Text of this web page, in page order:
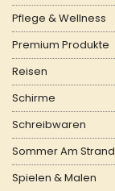
Pflege & Wellness
Premium Produkte
Reisen
Schirme
Schreibwaren
Sommer Am Strand
Spielen & Malen